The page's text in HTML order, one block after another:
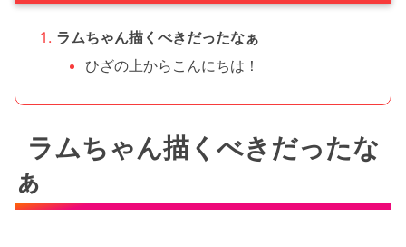
ラムちゃん描くべきだったなぁ
ひざの上からこんにちは！
ラムちゃん描くべきだったな
ぁ